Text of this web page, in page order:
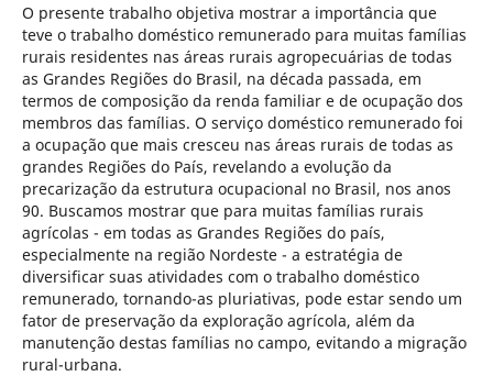
O presente trabalho objetiva mostrar a importância que
teve o trabalho doméstico remunerado para muitas famílias
rurais residentes nas áreas rurais agropecuárias de todas
as Grandes Regiões do Brasil, na década passada, em
termos de composição da renda familiar e de ocupação dos
membros das famílias. O serviço doméstico remunerado foi
a ocupação que mais cresceu nas áreas rurais de todas as
grandes Regiões do País, revelando a evolução da
precarização da estrutura ocupacional no Brasil, nos anos
90. Buscamos mostrar que para muitas famílias rurais
agrícolas - em todas as Grandes Regiões do país,
especialmente na região Nordeste - a estratégia de
diversificar suas atividades com o trabalho doméstico
remunerado, tornando-as pluriativas, pode estar sendo um
fator de preservação da exploração agrícola, além da
manutenção destas famílias no campo, evitando a migração
rural-urbana.